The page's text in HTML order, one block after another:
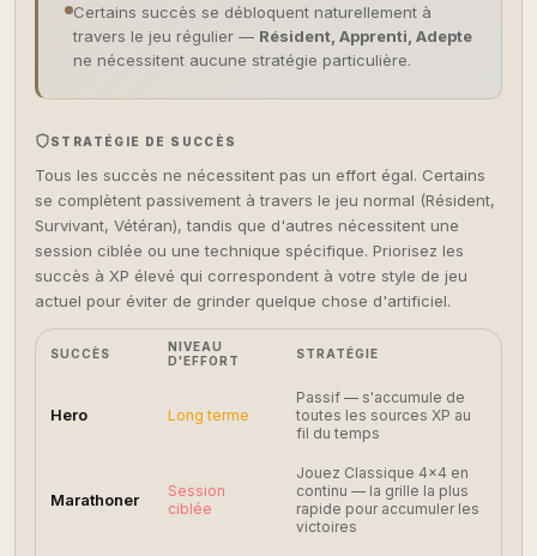
Certains succès se débloquent naturellement à
travers le jeu régulier — Résident, Apprenti, Adepte
ne nécessitent aucune stratégie particulière.
STRATÉGIE DE SUCCÈS
Tous les succès ne nécessitent pas un effort égal. Certains
se complètent passivement à travers le jeu normal (Résident,
Survivant, Vétéran), tandis que d'autres nécessitent une
session ciblée ou une technique spécifique. Priorisez les
succès à XP élevé qui correspondent à votre style de jeu
actuel pour éviter de grinder quelque chose d'artificiel.
SUCCÈS
NIVEAU
D'EFFORT
STRATÉGIE
Hero Long terme
Passif — s'accumule de
toutes les sources XP au
fil du temps
Marathoner
Session
ciblée
Jouez Classique 4×4 en
continu — la grille la plus
rapide pour accumuler les
victoires